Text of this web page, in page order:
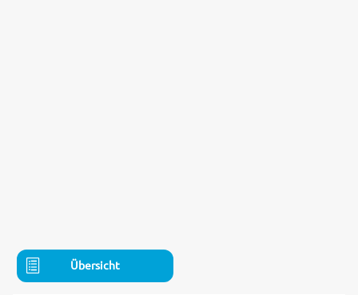
Übersicht